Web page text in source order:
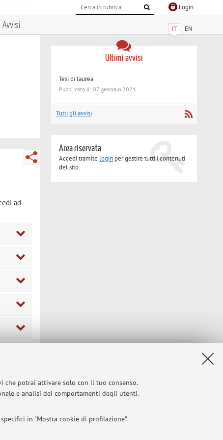
che potrai attivare solo con il tuo consenso.
e analisi dei comportamenti degli utenti.
in "Mostra cookie di profilazione".
Login
IT EN
Avvisi
ad
Ultimi avvisi
Tesi di laurea
Pubblicato il: 07 gennaio 2021
Tutti gli avvisi
Area riservata
Accedi tramite login per gestire tutti i contenuti
del sito.